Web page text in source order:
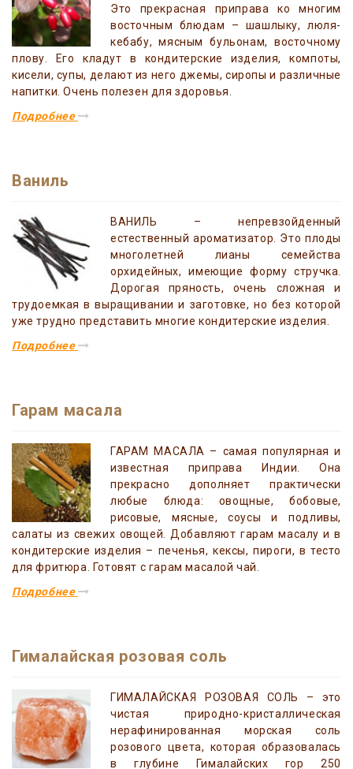
Это прекрасная приправа ко многим
восточным блюдам – шашлыку, люля-
кебабу, мясным бульонам, восточному
плову. Его кладут в кондитерские изделия, компоты,
кисели, супы, делают из него джемы, сиропы и различные
напитки. Очень полезен для здоровья.
Подробнее
Ваниль
ВАНИЛЬ – непревзойденный
естественный ароматизатор. Это плоды
многолетней лианы семейства
орхидейных, имеющие форму стручка.
Дорогая пряность, очень сложная и
трудоемкая в выращивании и заготовке, но без которой
уже трудно представить многие кондитерские изделия.
Подробнее
Гарам масала
ГАРАМ МАСАЛА – самая популярная и
известная приправа Индии. Она
прекрасно дополняет практически
любые блюда: овощные, бобовые,
рисовые, мясные, соусы и подливы,
салаты из свежих овощей. Добавляют гарам масалу и в
кондитерские изделия – печенья, кексы, пироги, в тесто
для фритюра. Готовят с гарам масалой чай.
Подробнее
Гималайская розовая соль
ГИМАЛАЙСКАЯ РОЗОВАЯ СОЛЬ – это
чистая природно-кристаллическая
нерафинированная морская соль
розового цвета, которая образовалась
в глубине Гималайских гор 250